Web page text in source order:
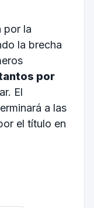
por la
la brecha
por
El
a las
el título en